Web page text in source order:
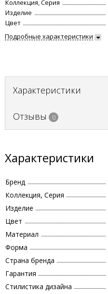
Коллекция, Серия
Изделие
Цвет
Подробные характеристики
Характеристики
Отзывы 0
Характеристики
Бренд
Коллекция, Серия
Изделие
Цвет
Материал
Форма
Страна бренда
Гарантия
Стилистика дизайна